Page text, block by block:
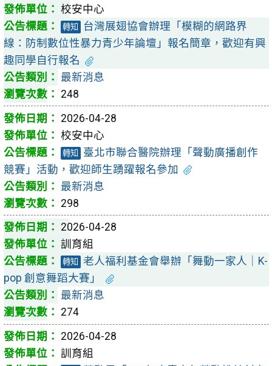
校安中心
轉知
台灣展翅協會辦理「模糊的網路界
線：防制數位性暴力青少年論壇」報名簡章，歡迎有興
趣同學自行報名
最新消息
248
2026-04-28
校安中心
轉知
臺北市聯合醫院辦理「聲動廣播創作
競賽」活動，歡迎師生踴躍報名參加
最新消息
298
2026-04-28
訓育組
轉知
老人福利基金會舉辦「舞動一家人｜K-
pop 創意舞蹈大賽」
最新消息
274
2026-04-28
訓育組